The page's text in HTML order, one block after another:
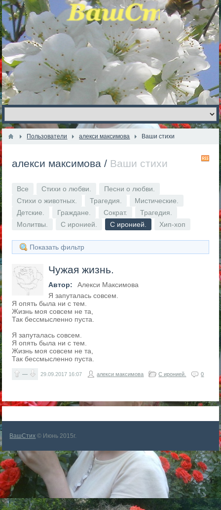
Пользователи алекси максимова Ваши стихи
алекси максимова / Ваши стихи
Все Стихи о любви.
Песни о любви.
Стихи о животных.
Трагедия.
Мистические.
Детские.
Граждане. Сократ.
Трагедия.
Молитвы.
С иронией. С иронией. Хип-хоп
Показать фильтр
Чужая жизнь.
Автор:
Алекси Максимова
Я запуталась совсем.
Я опять была ни с тем.
Жизнь моя совсем не та,
Так бессмысленно пуста.
Я запуталась совсем.
Я опять была ни с тем.
Жизнь моя совсем не та,
Так бессмысленно пуста.
— 29.09.2017 16:07 алекси максимова С иронией. 0
ВашСтих © Июнь 2015г.